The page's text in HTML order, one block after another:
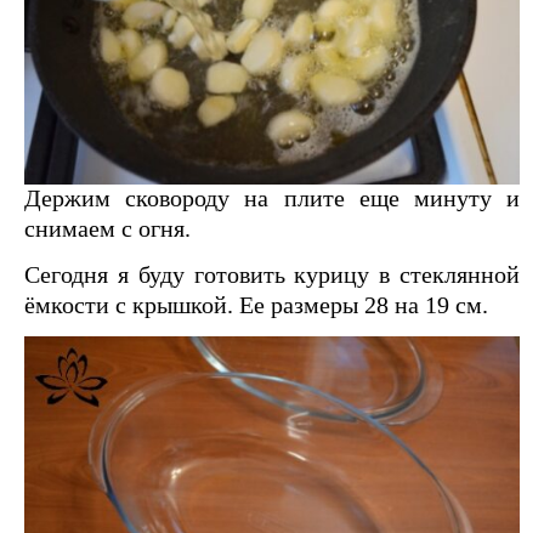
Держим сковороду на плите еще минуту и
снимаем с огня.
Сегодня я буду готовить курицу в стеклянной
ёмкости с крышкой. Ее размеры 28 на 19 см.